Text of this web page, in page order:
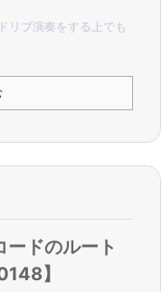
リブ演奏をする上でも
ドのルート
】